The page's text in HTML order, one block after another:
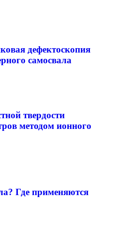
дефектоскопия
самосвала
твердости
методом ионного
Где применяются